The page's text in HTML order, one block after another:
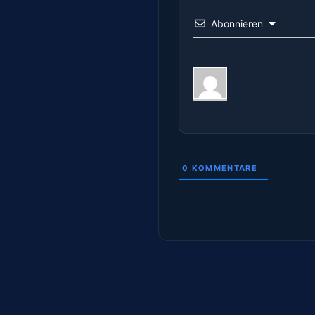
Abonnieren
0 KOMMENTARE